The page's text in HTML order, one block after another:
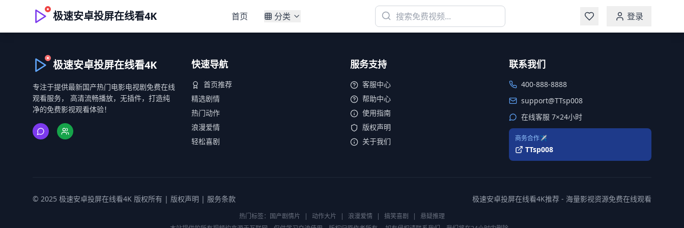
极速安卓投屏在线看4K 首页 分类 登录
极速安卓投屏在线看4K
专注于提供最新国产热门电影电视剧免费在线
观看服务， 高清流畅播放，无插件，打造纯
净的免费影视观看体验！
快速导航
首页推荐
精选剧情
热门动作
浪漫爱情
轻松喜剧
服务支持
客服中心
帮助中心
使用指南
版权声明
关于我们
联系我们
400-888-8888
support@TTsp008
在线客服 7×24小时
商务合作✈️
TTsp008
© 2025 极速安卓投屏在线看4K 版权所有 | 版权声明 | 服务条款 极速安卓投屏在线看4K推荐 - 海量影视资源免费在线观看
热门标签： 国产剧情片 | 动作大片 | 浪漫爱情 | 搞笑喜剧 |
悬疑推理